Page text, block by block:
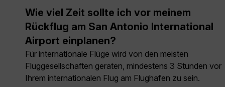
Wie viel Zeit sollte ich vor meinem
Rückflug am San Antonio International
Airport einplanen?
Für internationale Flüge wird von den meisten
Fluggesellschaften geraten, mindestens 3 Stunden vor
Ihrem internationalen Flug am Flughafen zu sein.